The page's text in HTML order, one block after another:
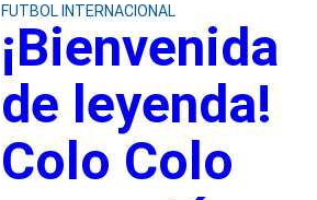
FUTBOL INTERNACIONAL
¡Bienvenida
de leyenda!
Colo Colo